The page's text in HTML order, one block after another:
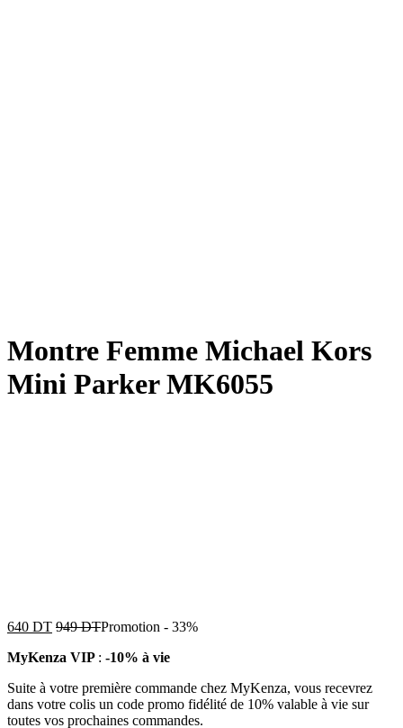
Montre Femme Michael Kors
Mini Parker MK6055
640 DT 949DTPromotion - 33%
MyKenza VIP : -10% à vie
Suite à votre première commande chez MyKenza, vous recevrez
dans votre colis un code promo fidélité de 10% valable à vie sur
toutes vos prochaines commandes.